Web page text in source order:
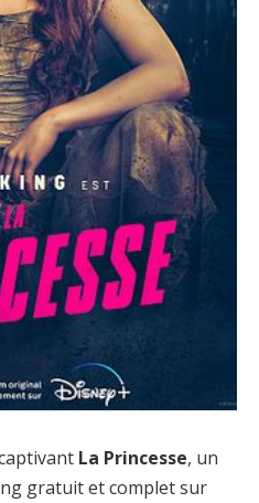
La Princesse, un
gratuit et complet sur